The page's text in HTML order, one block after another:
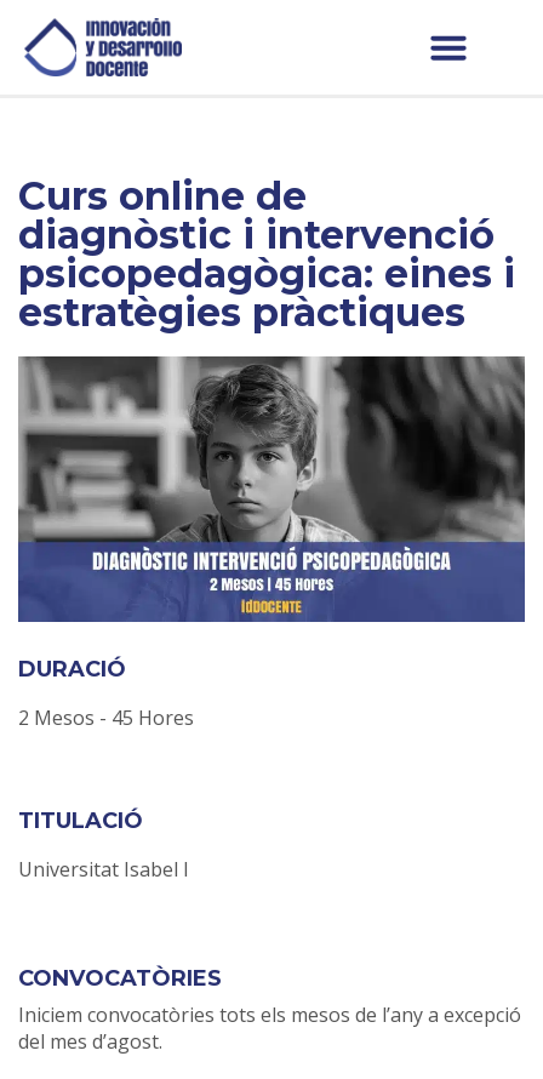
Curs online de
diagnòstic i intervenció
psicopedagògica: eines i
estratègies pràctiques
DURACIÓ
2 Mesos - 45 Hores
TITULACIÓ
Universitat Isabel I
CONVOCATÒRIES
Iniciem convocatòries tots els mesos de l’any a excepció
del mes d’agost.